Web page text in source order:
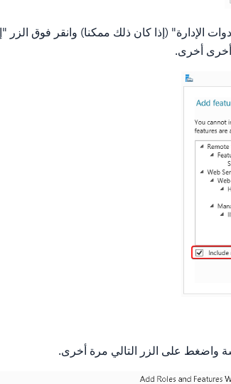
الإدارة" (إذا كان ذلك ممكنا) وانقر فوق
أخرى.
واضغط على الزر التالي مرة أخرى.